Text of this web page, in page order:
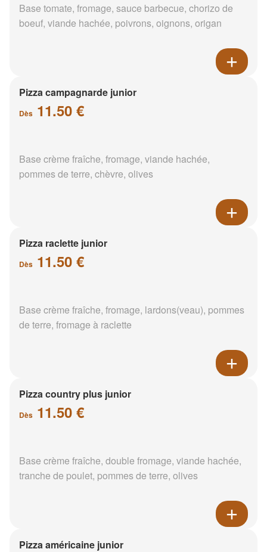
Base tomate, fromage, sauce barbecue, chorizo de
boeuf, viande hachée, poivrons, oignons, origan
Pizza campagnarde junior
Dès 11.50 €
Base crème fraîche, fromage, viande hachée,
pommes de terre, chèvre, olives
Pizza raclette junior
Dès 11.50 €
Base crème fraîche, fromage, lardons(veau), pommes
de terre, fromage à raclette
Pizza country plus junior
Dès 11.50 €
Base crème fraîche, double fromage, viande hachée,
tranche de poulet, pommes de terre, olives
Pizza américaine junior